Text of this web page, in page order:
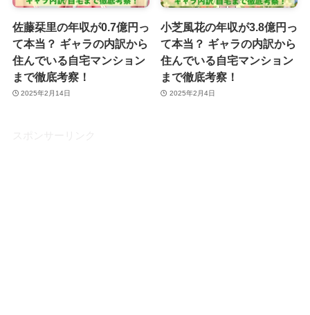
佐藤栞里の年収が0.7億円っ
て本当？ ギャラの内訳から
住んでいる自宅マンション
まで徹底考察！
2025年2月14日
小芝風花の年収が3.8億円っ
て本当？ ギャラの内訳から
住んでいる自宅マンション
まで徹底考察！
2025年2月4日